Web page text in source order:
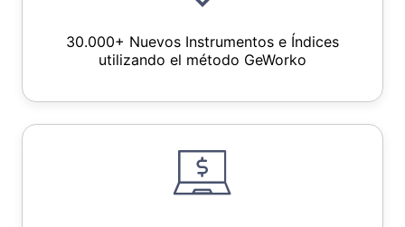
30.000+ Nuevos Instrumentos e Índices
utilizando el método GeWorko